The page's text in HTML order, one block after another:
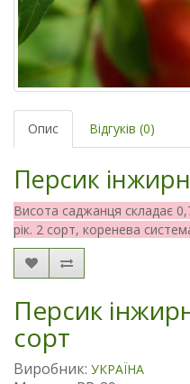
Опис Відгуків (0)
Персик
Висота саджанця складає
рік. 2 сорт, коренева
Персик
сорт
Виробник: УКРАЇНА